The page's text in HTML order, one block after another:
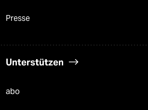
Presse
Unterstützen
abo